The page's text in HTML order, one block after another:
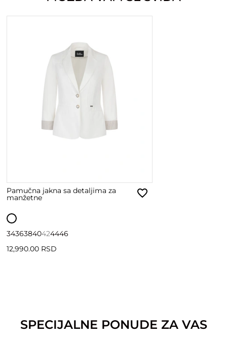
Pamučna jakna sa detaljima za
manžetne
34363840424446
12,990.00 RSD
SPECIJALNE PONUDE ZA VAS